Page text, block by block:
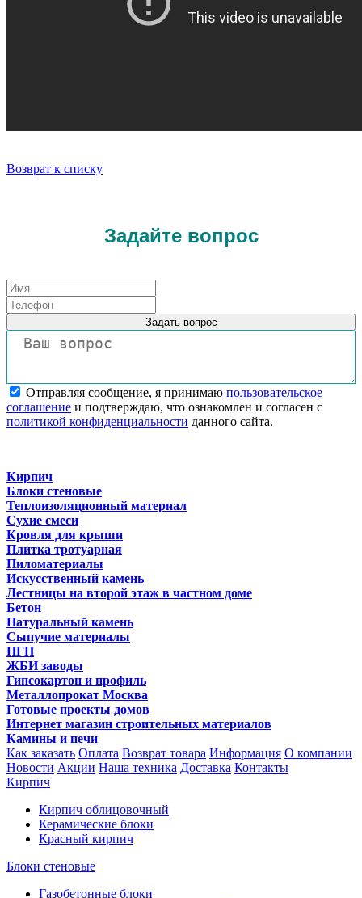
Возврат к списку
Задайте вопрос
Задать вопрос
Отправляя сообщение, я принимаю пользовательское
соглашение и подтверждаю, что ознакомлен и согласен с
политикой конфиденциальности данного сайта.
Кирпич
Блоки стеновые
Теплоизоляционный материал
Сухие смеси
Кровля для крыши
Плитка тротуарная
Пиломатериалы
Искусственный камень
Лестницы на второй этаж в частном доме
Бетон
Натуральный камень
Сыпучие материалы
ПГП
ЖБИ заводы
Гипсокартон и профиль
Металлопрокат Москва
Готовые проекты домов
Интернет магазин строительных материалов
Камины и печи
Как заказать Оплата Возврат товара Информация О компании
Новости Акции Наша техника Доставка Контакты
Кирпич
Кирпич облицовочный
Керамические блоки
Красный кирпич
Блоки стеновые
Газобетонные блоки